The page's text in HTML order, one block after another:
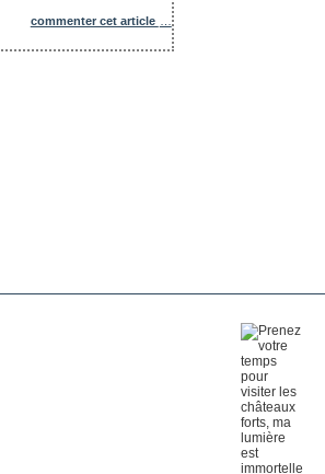
commenter cet article